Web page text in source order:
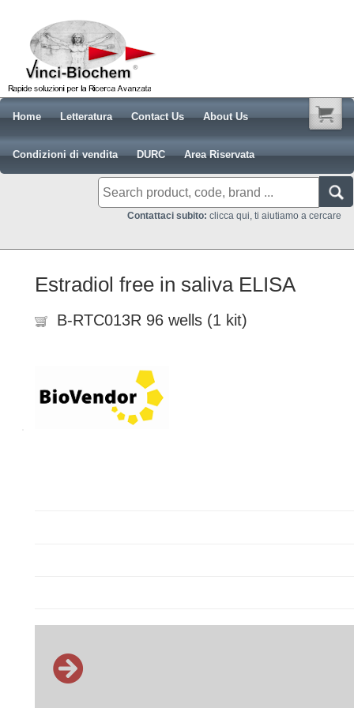
Home Letteratura Contact Us About Us
Condizioni di vendita DURC Area Riservata
Contattaci subito: clicca qui, ti aiutiamo a cercare
Estradiol free in saliva ELISA
B-RTC013R 96 wells (1 kit)